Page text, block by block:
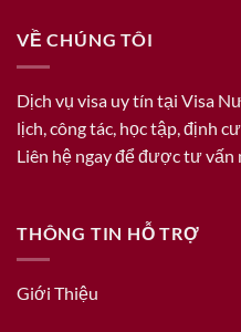
VỀ CHÚNG TÔI
Dịch vụ visa uy tín tại Visa
lịch, công tác, học tập, định
Liên hệ ngay để được tư vấn
THÔNG TIN HỖ TRỢ
Giới Thiệu